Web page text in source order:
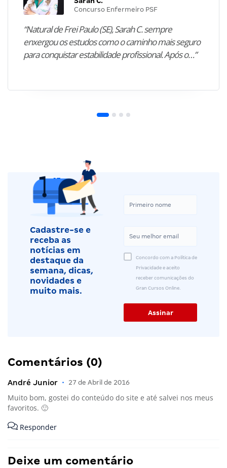
Concurso Enfermeiro PSF
“Natural de Frei Paulo (SE), Sarah C. sempre
enxergou os estudos como o caminho mais seguro
para conquistar estabilidade profissional. Após o…”
Cadastre-se e
receba as
notícias em
destaque da
semana, dicas,
novidades e
muito mais.
Concordo com a Política de
Privacidade e aceito
receber comunicações do
Gran Cursos Online.
Comentários (0)
André Junior • 27 de Abril de 2016
Muito bom, gostei do conteúdo do site e até salvei nos meus
favoritos. 🙂
Responder
Deixe um comentário